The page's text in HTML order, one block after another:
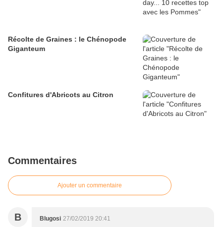
Récolte de Graines : le Chénopode
Giganteum
Confitures d'Abricots au Citron
Commentaires
Ajouter un commentaire
B Blugosi 27/02/2019 20:41